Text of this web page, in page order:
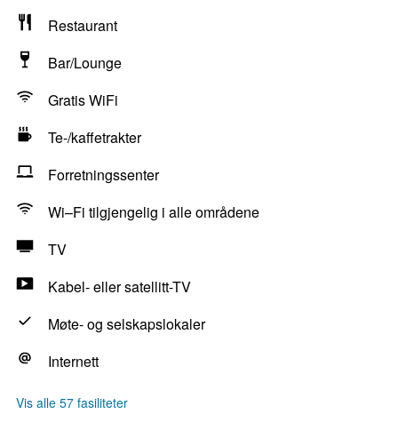
Restaurant
Bar/Lounge
Gratis WiFi
Te-/kaffetrakter
Forretningssenter
Wi–Fi tilgjengelig i alle områdene
TV
Kabel- eller satellitt-TV
Møte- og selskapslokaler
Internett
Vis alle 57 fasiliteter